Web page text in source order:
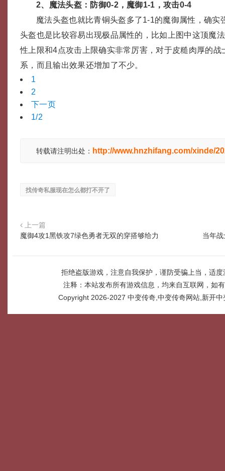
2、魔法头盔：防御0-2，魔御1-1，攻击0-4
魔法头盔也就比青铜头盔多了1-1的魔御属性，确实
头盔也是比较容易出现极品属性的，比如上图中这顶魔
性上限和4点攻击上限确实非常厉害，对于皮糙肉厚的战
系，而且输出效果还增加了不少。
1
2
下一页
1/2
转载请注明出处： http://www.hnzhifang.com/xinde/
找传奇私服现在怎么都打不开了
上一篇
魔御4攻1黑铁攻7绿色勇者无双的穿搭够给力
当年
拒绝盗版游戏，注意自我保护，谨防受骗上当，适
注释：本站发布所有游戏信息，均来自互联网，如
Copyright 2026-2027 中变传奇,中变传奇网站,新开